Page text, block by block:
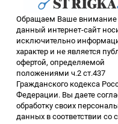
Обращаем Ваше внимание
данный интернет-сайт
исключительно
характер и не является
офертой, определяемой
положениями ч.2 ст.437
Гражданского кодекса
Федерации. Вы даете
обработку своих
данных в соответствии со